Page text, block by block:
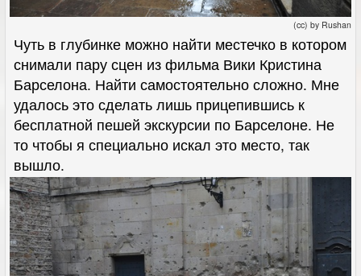
(cc) by Rushan
Чуть в глубинке можно найти местечко в котором
снимали пару сцен из фильма Вики Кристина
Барселона. Найти самостоятельно сложно. Мне
удалось это сделать лишь прицепившись к
бесплатной пешей экскурсии по Барселоне. Не
то чтобы я специально искал это место, так
вышло.